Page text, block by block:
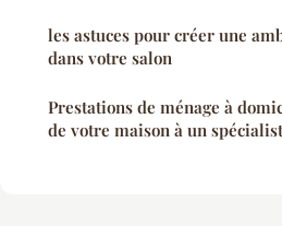
les astuces pour créer une
dans votre salon
Prestations de ménage à
de votre maison à un